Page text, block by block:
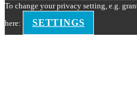
To change your privacy setting, e.g.
here:
SETTINGS